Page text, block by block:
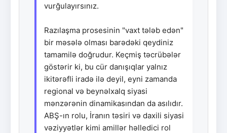
vurğulayırsınız.
Razılaşma prosesinin "vaxt tələb edən"
bir məsələ olması barədəki qeydiniz
tamamilə doğrudur. Keçmiş təcrübələr
göstərir ki, bu cür danışıqlar yalnız
ikitərəfli iradə ilə deyil, eyni zamanda
regional və beynəlxalq siyasi
mənzərənin dinamikasından da asılıdır.
ABŞ-ın rolu, İranın təsiri və daxili siyasi
vəziyyətlər kimi amillər həlledici rol